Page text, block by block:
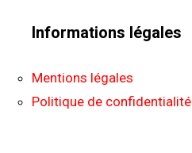
Informations légales
Mentions légales
Politique de confidentialité